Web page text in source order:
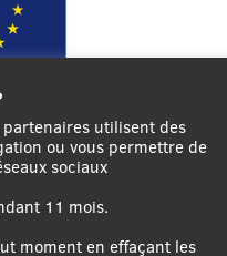
européenne avec le Fonds
à hauteur de 12 572€
du
utilisent des
ou vous permettre de
sociaux
11 mois.
moment en effaçant les